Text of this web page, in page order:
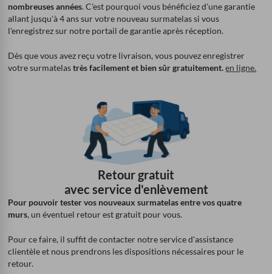
nombreuses années. C'est pourquoi vous bénéficiez d'une garantie
allant jusqu'à 4 ans sur votre nouveau surmatelas si vous
l'enregistrez sur notre portail de garantie après réception.
Dès que vous avez reçu votre livraison, vous pouvez enregistrer
votre surmatelastrès facilement et bien sûr gratuitement. en ligne.
Retour gratuit
avec service d'enlèvement
Pour pouvoir tester vos nouveaux surmatelas entre vos quatre
murs, un éventuel retour est gratuit pour vous.
Pour ce faire, il suffit de contacter notre service d'assistance
clientèle et nous prendrons les dispositions nécessaires pour le
retour.